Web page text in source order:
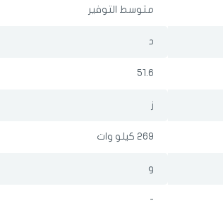
متوسط التوفير
د
51.6
ز
269 كيلو وات
و
-